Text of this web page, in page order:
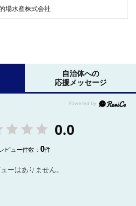
的場水産株式会社
自治体への
応援メッセージ
0.0
ビュー件数：0件
ーはありません。